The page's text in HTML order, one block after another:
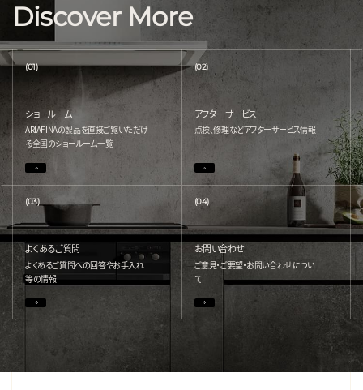
Discover More
(01)
ショールーム
ARIAFINAの製品を直接ご覧いただけ
る全国のショールーム一覧
(02)
アフターサービス
点検、修理などアフターサービス情報
(03)
よくあるご質問
よくあるご質問への回答やお手入れ
等の情報
(04)
お問い合わせ
ご意見・ご要望・お問い合わせについ
て